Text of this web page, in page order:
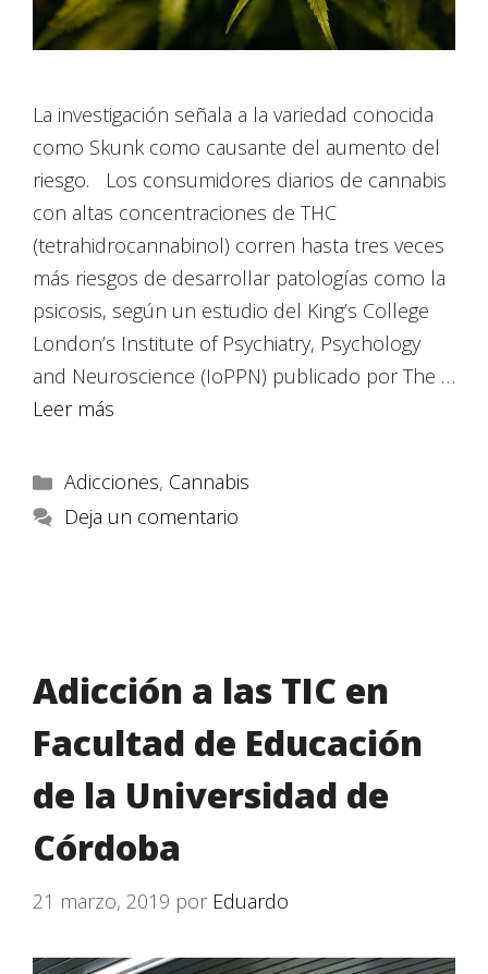
La investigación señala a la variedad conocida
como Skunk como causante del aumento del
riesgo. Los consumidores diarios de cannabis
con altas concentraciones de THC
(tetrahidrocannabinol) corren hasta tres veces
más riesgos de desarrollar patologías como la
psicosis, según un estudio del King’s College
London’s Institute of Psychiatry, Psychology
and Neuroscience (IoPPN) publicado por The …
Leer más
Adicciones, Cannabis
Deja un comentario
Adicción a las TIC en
Facultad de Educación
de la Universidad de
Córdoba
21 marzo, 2019 por Eduardo